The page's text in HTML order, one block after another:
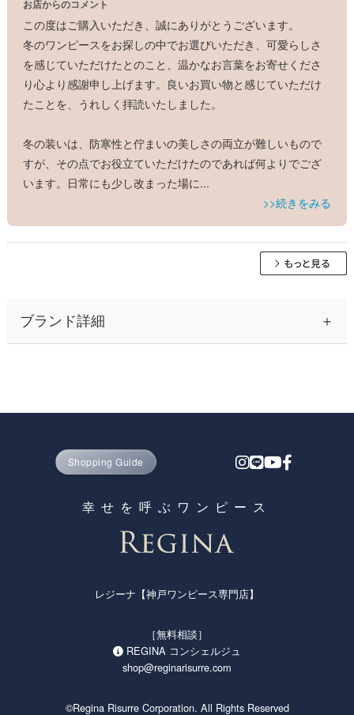
お店からのコメント
この度はご購入いただき、誠にありがとうございます。
冬のワンピースをお探しの中でお選びいただき、可愛らしさ
を感じていただけたとのこと、温かなお言葉をお寄せくださ
り心より感謝申し上げます。良いお買い物と感じていただけ
たことを、うれしく拝読いたしました。
冬の装いは、防寒性と佇まいの美しさの両立が難しいもので
すが、その点でお役立ていただけたのであれば何よりでござ
います。日常にも少し改まった場に...
>>続きをみる
ブランド詳細
一切行わずに通販のみで展開するD2Cブランドだからです。
ちながら、お家でも洗える気軽さからママさん世代の支持も高
どのセレモニー参加や招待客としてはもちろん、結婚式や披露
ーマルが求められるシーンにも使え、キレイめの清楚系ワンピ
秋・冬 オールシーズン通して大人女子の皆さまからご支持いた
だき、50代・60代以上のお母さま世代からも高い評価を頂戴し
Shopping Guide
幸せを呼ぶワンピース
レジーナ【神戸ワンピース専門店】
［無料相談］
REGINA コンシェルジュ
shop@reginarisurre.com
©Regina Risurre Corporation. All Rights Reserved